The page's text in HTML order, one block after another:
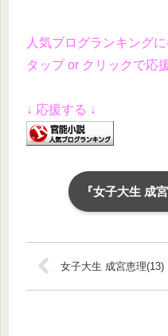
人気ブログランキング
タップ or クリックで応
↓ 応援する ↓
『女子大生 成
女子大生 成宮恵理(13)